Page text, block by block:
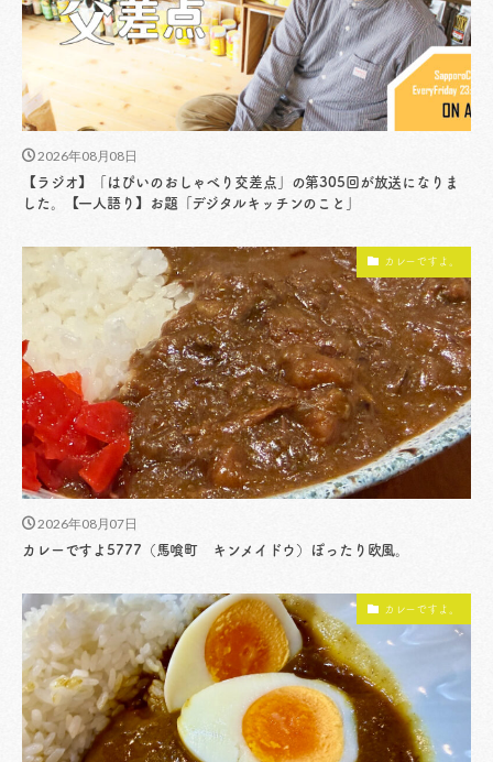
2026年08月08日
【ラジオ】「はぴいのおしゃべり交差点」の第305回が放送になりま
した。【一人語り】お題「デジタルキッチンのこと」
カレーですよ。
2026年08月07日
カレーですよ5777（馬喰町 キンメイドウ）ぽったり欧風。
カレーですよ。